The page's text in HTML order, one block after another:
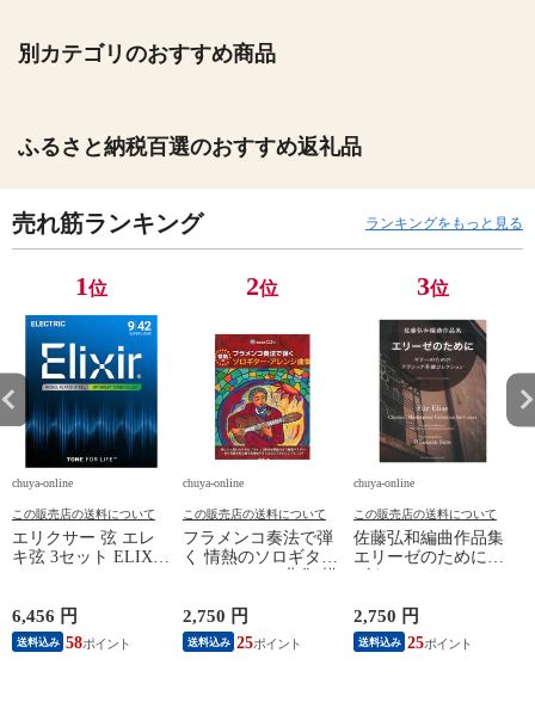
別カテゴリのおすすめ商品
ふるさと納税百選のおすすめ返礼品
売れ筋ランキング ランキングをもっと見る
1位
chuya-online
この販売店の送料について
エリクサー 弦 エレ
キ弦 3セット ELIXIR
レキギター弦 3セッ
ト オプティウェブ
スーパーライト
6,456 円
送料込み 58
2位
chuya-online
この販売店の送料について
フラメンコ奏法で弾
く 情熱のソロギタ
楽譜出版社
2,750 円
送料込み 25
3位
chuya-online
この販売店の送料について
佐藤弘和編曲作品集
エリーゼのために～
ョン 現代ギター社
2,750 円
送料込み 25